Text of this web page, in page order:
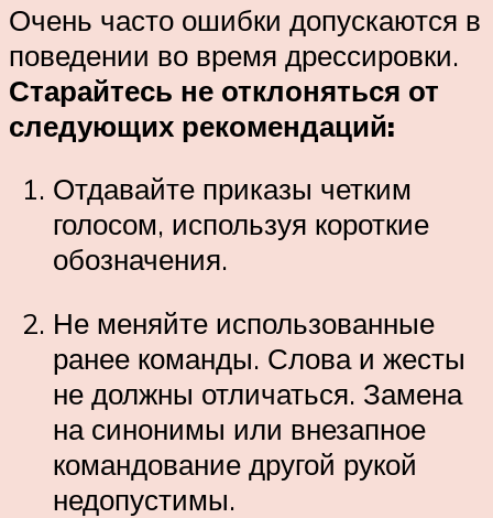
Очень часто ошибки допускаются в
поведении во время дрессировки.
Старайтесь не отклоняться от
следующих рекомендаций:
Отдавайте приказы четким
голосом, используя короткие
обозначения.
Не меняйте использованные
ранее команды. Слова и жесты
не должны отличаться. Замена
на синонимы или внезапное
командование другой рукой
недопустимы.